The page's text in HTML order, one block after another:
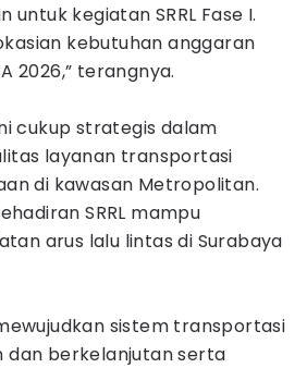
untuk kegiatan SRRL Fase I.
kebutuhan anggaran
2026,” terangnya.
cukup strategis dalam
layanan transportasi
di kawasan Metropolitan.
SRRL mampu
arus lalu lintas di Surabaya
sistem transportasi
dan berkelanjutan serta